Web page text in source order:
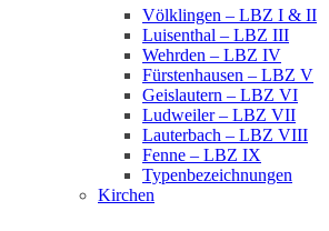
Völklingen – LBZ I & II
Luisenthal – LBZ III
Wehrden – LBZ IV
Fürstenhausen – LBZ V
Geislautern – LBZ VI
Ludweiler – LBZ VII
Lauterbach – LBZ VIII
Fenne – LBZ IX
Typenbezeichnungen
Kirchen